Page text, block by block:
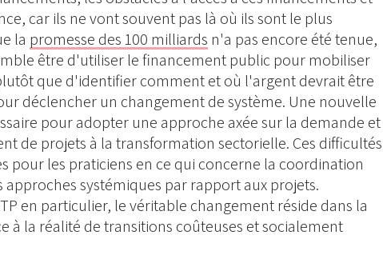
car ils ne vont souvent pas là où ils sont le plus
la promesse des 100 milliards n'a pas encore été tenue,
être d'utiliser le financement public pour mobiliser
que d'identifier comment et où l'argent devrait être
déclencher un changement de système. Une nouvelle
pour adopter une approche axée sur la demande et
de projets à la transformation sectorielle. Ces difficultés
pour les praticiens en ce qui concerne la coordination
approches systémiques par rapport aux projets.
en particulier, le véritable changement réside dans la
à la réalité de transitions coûteuses et socialement